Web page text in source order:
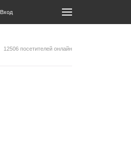
Вход
12506 посетителей онлайн